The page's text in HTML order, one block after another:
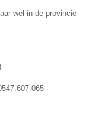
wel in de provincie